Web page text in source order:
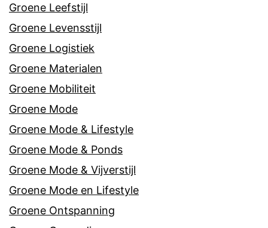
Groene Leefstijl
Groene Levensstijl
Groene Logistiek
Groene Materialen
Groene Mobiliteit
Groene Mode
Groene Mode & Lifestyle
Groene Mode & Ponds
Groene Mode & Vijverstijl
Groene Mode en Lifestyle
Groene Ontspanning